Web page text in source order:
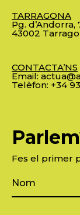
TARRAGONA
Pg. d’Andorra,
43002
CONTACTA’NS
Email:
Telèfon: +34
Fes el primer